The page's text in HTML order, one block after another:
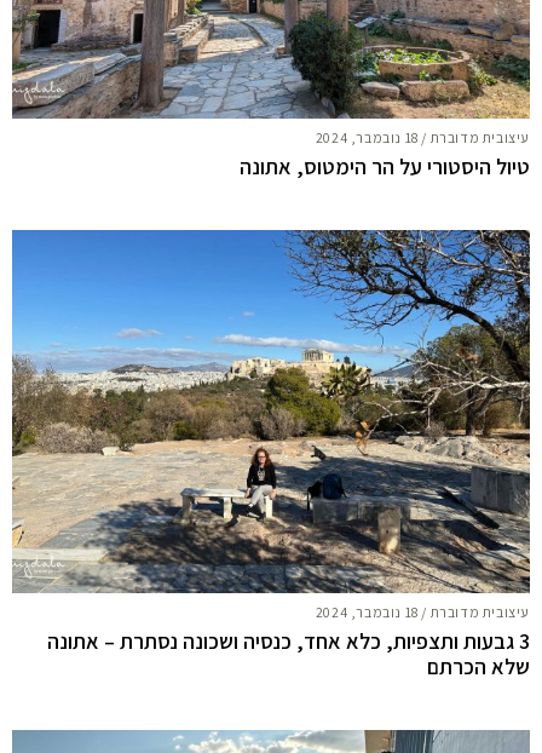
עיצובית מדוברת / 18 נובמבר, 2024
טיול היסטורי על הר הימטוס, אתונה
עיצובית מדוברת / 18 נובמבר, 2024
3 גבעות ותצפיות, כלא אחד, כנסיה ושכונה נסתרת – אתונה
שלא הכרתם